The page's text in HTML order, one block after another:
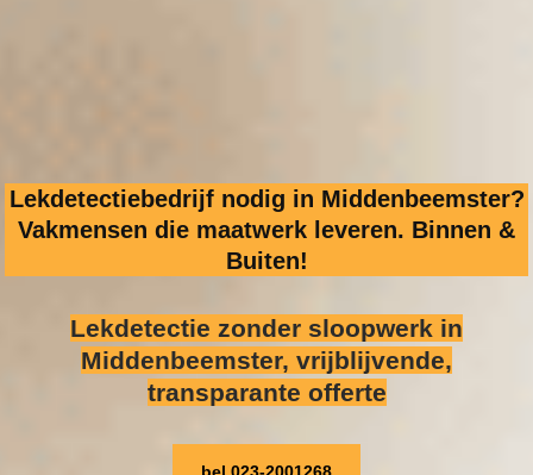
Lekdetectiebedrijf nodig in Middenbeemster?
Vakmensen die maatwerk leveren. Binnen &
Buiten!
Lekdetectie zonder sloopwerk in
Middenbeemster, vrijblijvende,
transparante offerte
bel 023-2001268